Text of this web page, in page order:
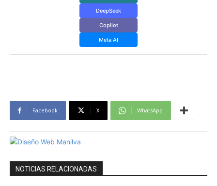
DeepSeek
Copilot
Meta AI
Facebook X WhatsApp
NOTICIAS RELACIONADAS